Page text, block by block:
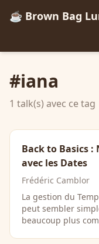
☕ Brown Bag
#iana
1 talk(s) avec ce tag
Back to Basics :
avec les Dates
Frédéric Camblor
La gestion du
peut sembler
beaucoup plus